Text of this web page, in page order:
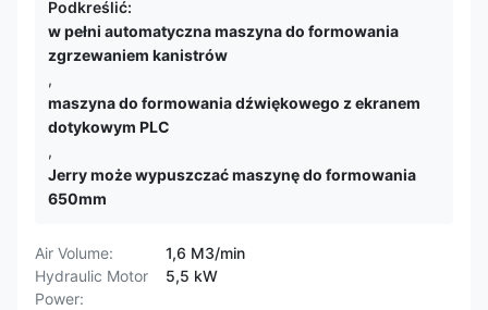
Podkreślić:
w pełni automatyczna maszyna do formowania
zgrzewaniem kanistrów
,
maszyna do formowania dźwiękowego z ekranem
dotykowym PLC
,
Jerry może wypuszczać maszynę do formowania
650mm
Air Volume:
1,6 M3/min
Hydraulic Motor
Power:
5,5 kW